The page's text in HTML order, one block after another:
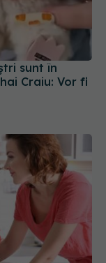
sunt în
Craiu: Vor fi